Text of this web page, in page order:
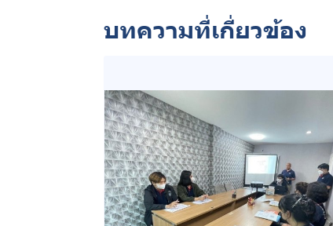
บทความที่เกี่ยวข้อง